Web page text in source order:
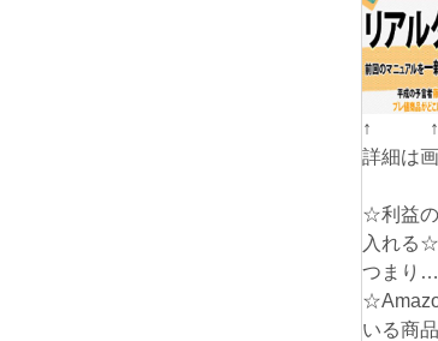
↑
詳細は
☆利益
入れる☆
つまり…
いる商